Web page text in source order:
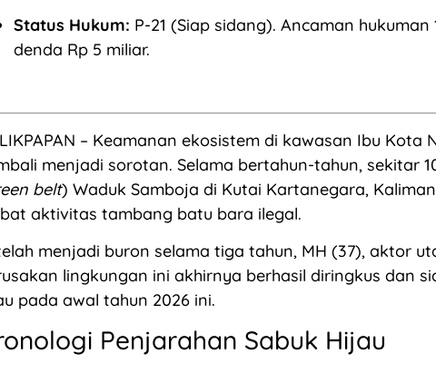
Status Hukum: P-21 (Siap sidang). Ancaman
denda Rp 5 miliar.
– Keamanan ekosistem di kawasan Ibu Kota
menjadi sorotan. Selama bertahun-tahun, sekitar
belt) Waduk Samboja di Kutai Kartanegara,
aktivitas tambang batu bara ilegal.
menjadi buron selama tiga tahun, MH (37), aktor
lingkungan ini akhirnya berhasil diringkus dan
pada awal tahun 2026 ini.
Penjarahan Sabuk Hijau